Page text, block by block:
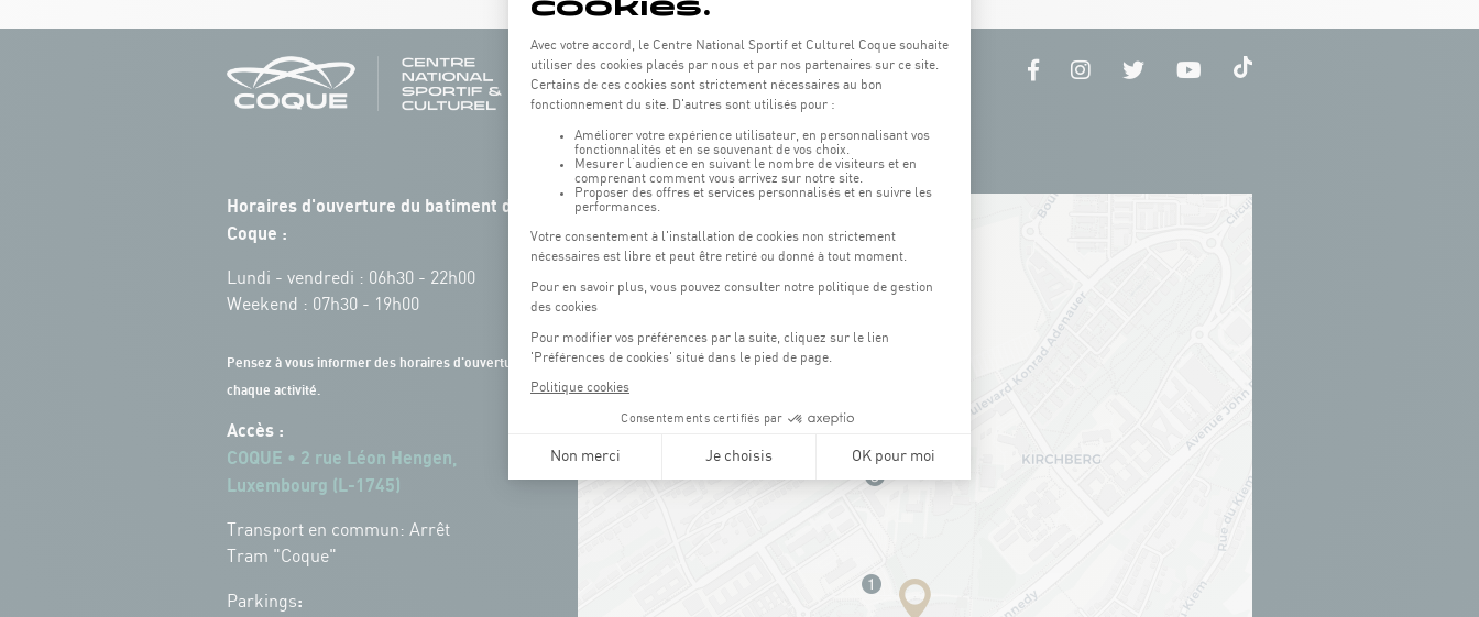
Horaires d'ouverture du batiment de la
Coque :
Lundi - vendredi : 06h30 - 22h00
Weekend : 07h30 - 19h00
Pensez à vous informer des horaires d'ouverture de
chaque activité.
Accès :
COQUE • 2 rue Léon Hengen,
Luxembourg (L-1745)
Transport en commun: Arrêt
Tram "Coque"
Parkings:
−